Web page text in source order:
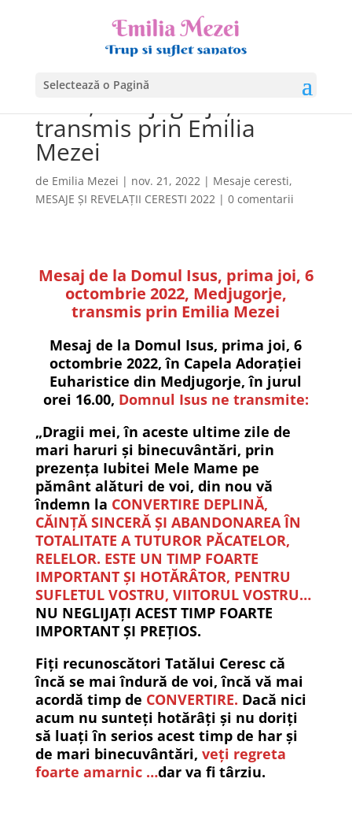
Selectează o Pagină
Mesaj de la Domul Isus,
prima joi, 6 octombrie
transmis prin Emilia
Mezei
de Emilia Mezei | nov. 21, 2022| Mesaje ceresti,
MESAJE ȘI REVELAȚII CERESTI 2022| 0 comentarii
Mesaj de la Domul Isus, prima joi, 6
octombrie 2022, Medjugorje,
transmis prin Emilia Mezei
Mesaj de la Domul Isus, prima joi, 6
octombrie 2022, în Capela Adorației
Euharistice din Medjugorje, în jurul
orei 16.00, Domnul Isus ne transmite:
„Dragii mei, în aceste ultime zile de
mari haruri și binecuvântări, prin
prezența Iubitei Mele Mame pe
pământ alături de voi, din nou vă
îndemn la CONVERTIRE DEPLINĂ,
CĂINȚĂ SINCERĂ ȘI ABANDONAREA ÎN
TOTALITATE A TUTUROR PĂCATELOR,
RELELOR. ESTE UN TIMP FOARTE
IMPORTANT ȘI HOTĂRÂTOR, PENTRU
SUFLETUL VOSTRU, VIITORUL VOSTRU…
NU NEGLIJAȚI ACEST TIMP FOARTE
IMPORTANT ȘI PREȚIOS.
Fiți recunoscători Tatălui Ceresc că
încă se mai îndură de voi, încă vă mai
acordă timp de CONVERTIRE. Dacă nici
acum nu sunteți hotărâți și nu doriți
să luați în serios acest timp de har și
de mari binecuvântări, veți regreta
foarte amarnic …dar va fi târziu.